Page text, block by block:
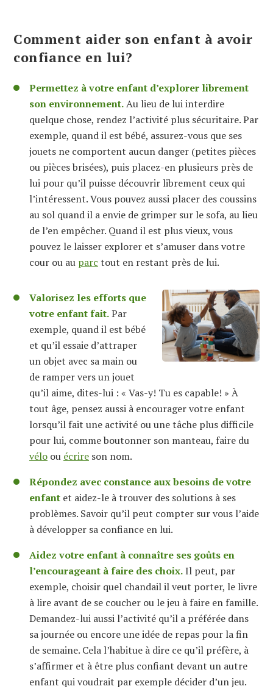
Comment aider son enfant à avoir
confiance en lui?
Permettez à votre enfant d’explorer librement
son environnement.Au lieu de lui interdire
quelque chose, rendez l’activité plus sécuritaire. Par
exemple, quand il est bébé, assurez-vous que ses
jouets ne comportent aucun danger (petites pièces
ou pièces brisées), puis placez-en plusieurs près de
lui pour qu’il puisse découvrir librement ceux qui
l’intéressent. Vous pouvez aussi placer des coussins
au sol quand il a envie de grimper sur le sofa, au lieu
de l’en empêcher. Quand il est plus vieux, vous
pouvez le laisser explorer et s’amuser dans votre
cour ou au parc tout en restant près de lui.
Valorisez les efforts que
votre enfantfait.Par
exemple, quand il est bébé
et qu’il essaie d’attraper
un objet avec sa main ou
de ramper vers un jouet
qu’il aime, dites-lui : « Vas-y! Tu es capable! » À
tout âge, pensez aussi à encourager votre enfant
lorsqu’il fait une activité ou une tâche plus difficile
pour lui, comme boutonner son manteau, faire du
vélo ou écrire son nom.
Répondez avec constance aux besoins de votre
enfant et aidez-le à trouver des solutions à ses
problèmes. Savoir qu’il peut compter sur vous l’aide
à développer sa confiance en lui.
Aidez votre enfant à connaître ses goûts en
l’encourageant à faire des choix.Il peut, par
exemple, choisir quel chandail il veut porter, le livre
à lire avant de se coucher ou le jeu à faire en famille.
Demandez-lui aussi l’activité qu’il a préférée dans
sa journée ou encore une idée de repas pour la fin
de semaine. Cela l’habitue à dire ce qu’il préfère, à
s’affirmer et à être plus confiant devant un autre
enfant qui voudrait par exemple décider d’unjeu.